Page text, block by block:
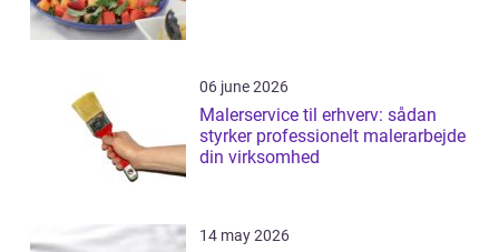
06 june 2026
Malerservice til erhverv: sådan
styrker professionelt malerarbejde
din virksomhed
14 may 2026